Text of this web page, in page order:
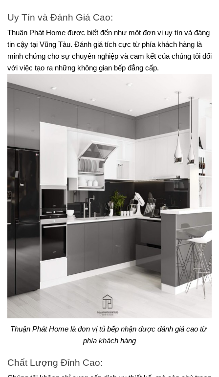
Uy Tín và Đánh Giá Cao:
Thuận Phát Home được biết đến như một đơn vị uy tín và đáng
tin cậy tại Vũng Tàu. Đánh giá tích cực từ phía khách hàng là
minh chứng cho sự chuyên nghiệp và cam kết của chúng tôi đối
với việc tạo ra những không gian bếp đẳng cấp.
Thuận Phát Home là đơn vị tủ bếp nhận được đánh giá cao từ
phía khách hàng
Chất Lượng Đỉnh Cao: